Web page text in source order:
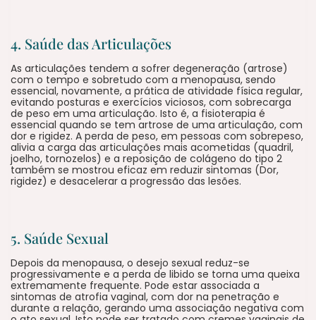
4. Saúde das Articulações
As articulações tendem a sofrer degeneração (artrose)
com o tempo e sobretudo com a menopausa, sendo
essencial, novamente, a prática de atividade física regular,
evitando posturas e exercícios viciosos, com sobrecarga
de peso em uma articulação. Isto é, a fisioterapia é
essencial quando se tem artrose de uma articulação, com
dor e rigidez. A perda de peso, em pessoas com sobrepeso,
alivia a carga das articulações mais acometidas (quadril,
joelho, tornozelos) e a reposição de colágeno do tipo 2
também se mostrou eficaz em reduzir sintomas (Dor,
rigidez) e desacelerar a progressão das lesões.
5. Saúde Sexual
Depois da menopausa, o desejo sexual reduz-se
progressivamente e a perda de libido se torna uma queixa
extremamente frequente. Pode estar associada a
sintomas de atrofia vaginal, com dor na penetração e
durante a relação, gerando uma associação negativa com